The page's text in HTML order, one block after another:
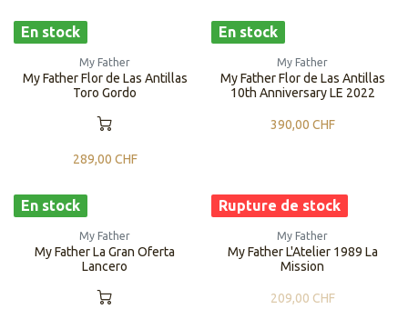
En stock
My Father
My Father Flor de Las Antillas
Toro Gordo
289,00 CHF
En stock
My Father
My Father Flor de Las Antillas
10th Anniversary LE 2022
390,00 CHF
En stock
My Father
My Father La Gran Oferta
Lancero
Rupture de stock
My Father
My Father L'Atelier 1989 La
Mission
209,00 CHF